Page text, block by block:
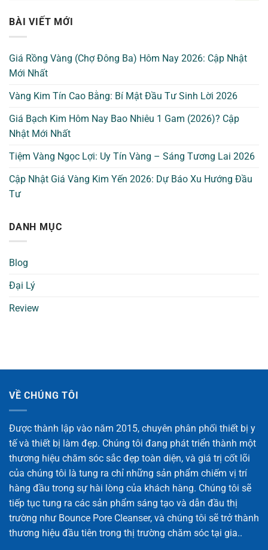
BÀI VIẾT MỚI
Giá Rồng Vàng (Chợ Đông Ba) Hôm Nay 2026: Cập Nhật
Mới Nhất
Vàng Kim Tín Cao Bằng: Bí Mật Đầu Tư Sinh Lời 2026
Giá Bạch Kim Hôm Nay Bao Nhiêu 1 Gam (2026)? Cập
Nhật Mới Nhất
Tiệm Vàng Ngọc Lợi: Uy Tín Vàng – Sáng Tương Lai 2026
Cập Nhật Giá Vàng Kim Yến 2026: Dự Báo Xu Hướng Đầu
Tư
DANH MỤC
Blog
Đại Lý
Review
VỀ CHÚNG TÔI
Được thành lập vào năm 2015, chuyên phân phối thiết bị y
tế và thiết bị làm đẹp. Chúng tôi đang phát triển thành một
thương hiệu chăm sóc sắc đẹp toàn diện, và giá trị cốt lõi
của chúng tôi là tung ra chỉ những sản phẩm chiếm vị trí
hàng đầu trong sự hài lòng của khách hàng. Chúng tôi sẽ
tiếp tục tung ra các sản phẩm sáng tạo và dẫn đầu thị
trường như Bounce Pore Cleanser, và chúng tôi sẽ trở thành
thương hiệu đầu tiên trong thị trường chăm sóc tại gia..